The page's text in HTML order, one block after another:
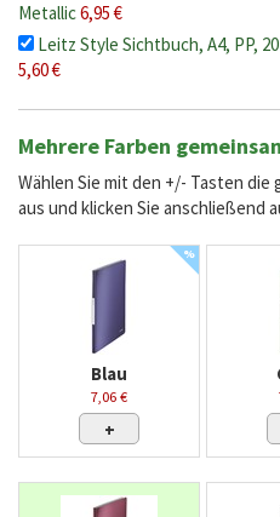
Metallic6,95 €
Leitz Style Sichtbuch, A4, PP,
5,60 €
Mehrere Farben
Wählen Sie mit den +/- Tasten
aus und klicken Sie anschließend
%
Blau
7,06 €
+